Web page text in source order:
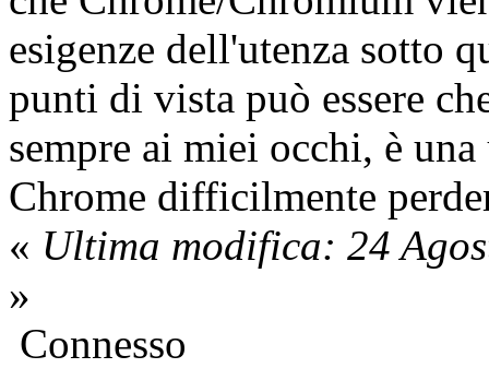
esigenze dell'utenza sotto
punti di vista può essere
sempre ai miei occhi, è
Chrome difficilmente
« Ultima modifica: 24
»
Connesso